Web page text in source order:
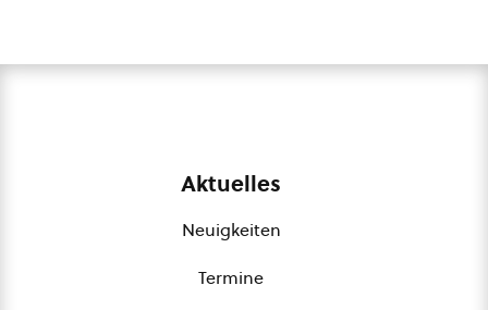
Aktuelles
Neuigkeiten
Termine